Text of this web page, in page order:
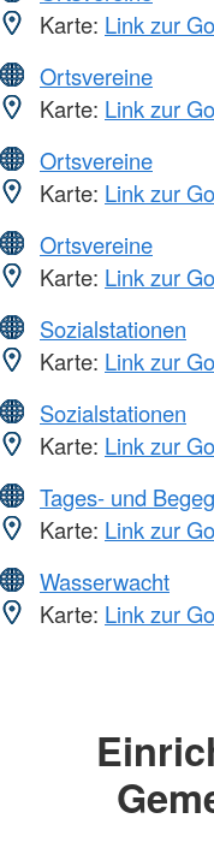
Karte: Link zur
Ortsvereine
Karte: Link zur
Ortsvereine
Karte: Link zur
Ortsvereine
Karte: Link zur
Sozialstationen
Karte: Link zur
Sozialstationen
Karte: Link zur
Tages- und
Karte: Link zur
Wasserwacht
Karte: Link zur